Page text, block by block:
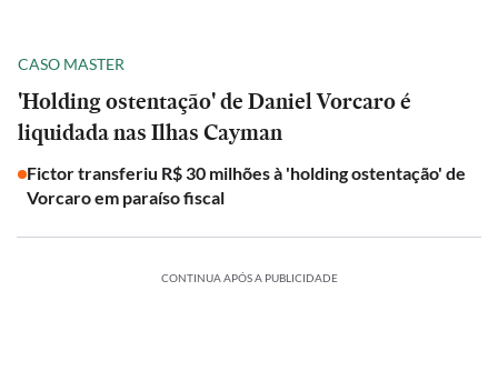
CASO MASTER
'Holding ostentação' de Daniel Vorcaro é
liquidada nas Ilhas Cayman
Fictor transferiu R$ 30 milhões à 'holding ostentação' de
Vorcaro em paraíso fiscal
CONTINUA APÓS A PUBLICIDADE